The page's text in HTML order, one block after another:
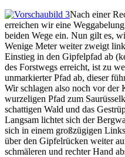
Nach einer
erreichen wir eine
beiden Wege ein. Nun gilt es,
Wenige Meter weiter zweigt
Einstieg in den Gipfelpfad ab
des Forstwegs erreicht, ist zu
unmarkierter Pfad ab, dieser
Wir schlagen also noch vor der
wurzeligen Pfad zum
schattigen Wald und das
Langsam lichtet sich der
sich in einem großzügigen
über den Gipfelrücken weiter
schmäleren und rechter Hand